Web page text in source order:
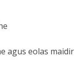
agus eolas maidir